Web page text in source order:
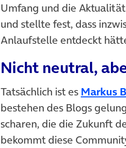
Umfang und die
und stellte fest, dass
Anlaufstelle entdeckt
Nicht neutral,
Tatsächlich ist es Markus
bestehen des Blogs
scharen, die die Zukunft
bekommt diese